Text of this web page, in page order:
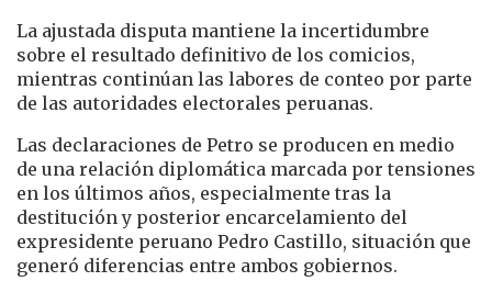
La ajustada disputa mantiene la incertidumbre
sobre el resultado definitivo de los comicios,
mientras continúan las labores de conteo por parte
de las autoridades electorales peruanas.
Las declaraciones de Petro se producen en medio
de una relación diplomática marcada por tensiones
en los últimos años, especialmente tras la
destitución y posterior encarcelamiento del
expresidente peruano Pedro Castillo, situación que
generó diferencias entre ambos gobiernos.